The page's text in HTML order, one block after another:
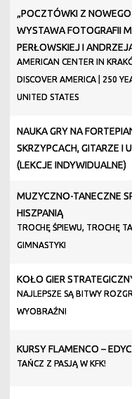
„POCZTÓWKI Z NOWEGO
WYSTAWA FOTOGRAFII
PERŁOWSKIEJ I ANDRZEJA
AMERICAN CENTER IN
DISCOVER AMERICA | 250
UNITED STATES
NAUKA GRY NA
SKRZYPCACH, GITARZE I
(LEKCJE INDYWIDUALNE)
MUZYCZNO-TANECZNE
HISZPANIĄ
TROCHĘ ŚPIEWU, TROCHĘ
GIMNASTYKI
KOŁO GIER
NAJLEPSZE SĄ BITWY
WYOBRAŹNI
KURSY FLAMENCO –
TAŃCZ Z PASJĄ W KFK!